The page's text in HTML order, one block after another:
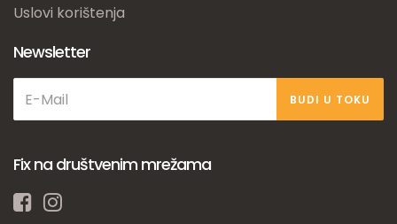
Uslovi korištenja
Newsletter
BUDI U TOKU
Fix na društvenim mrežama